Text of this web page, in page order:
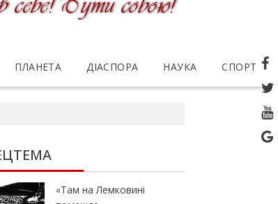
ПЛАНЕТА ДІАСПОРА НАУКА СПОРТ
«Там на Лемковині